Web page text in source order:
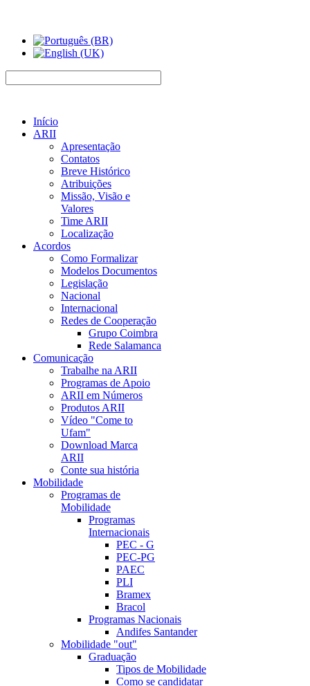
Início
ARII
Apresentação
Contatos
Breve Histórico
Atribuições
Missão, Visão e
Valores
Time ARII
Localização
Acordos
Como Formalizar
Modelos Documentos
Legislação
Nacional
Internacional
Redes de Cooperação
Grupo Coimbra
Rede Salamanca
Comunicação
Trabalhe na ARII
Programas de Apoio
ARII em Números
Produtos ARII
Vídeo "Come to
Ufam"
Download Marca
ARII
Conte sua história
Mobilidade
Programas de
Mobilidade
Programas
Internacionais
PEC - G
PEC-PG
PAEC
PLI
Bramex
Bracol
Programas Nacionais
Andifes Santander
Mobilidade "out"
Graduação
Tipos de Mobilidade
Como se candidatar